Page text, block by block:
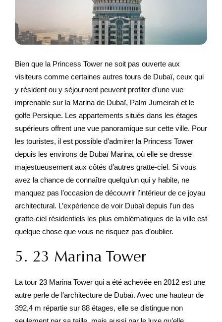
Bien que la Princess Tower ne soit pas ouverte aux
visiteurs comme certaines autres tours de Dubaï, ceux qui
y résident ou y séjournent peuvent profiter d’une vue
imprenable sur la Marina de Dubaï, Palm Jumeirah et le
golfe Persique. Les appartements situés dans les étages
supérieurs offrent une vue panoramique sur cette ville. Pour
les touristes, il est possible d’admirer la Princess Tower
depuis les environs de Dubaï Marina, où elle se dresse
majestueusement aux côtés d’autres gratte-ciel. Si vous
avez la chance de connaître quelqu’un qui y habite, ne
manquez pas l’occasion de découvrir l’intérieur de ce joyau
architectural. L’expérience de voir Dubaï depuis l’un des
gratte-ciel résidentiels les plus emblématiques de la ville est
quelque chose que vous ne risquez pas d’oublier.
5. 23 Marina Tower
La tour 23 Marina Tower qui a été achevée en 2012 est une
autre perle de l’architecture de Dubaï. Avec une hauteur de
392,4 m répartie sur 88 étages, elle se distingue non